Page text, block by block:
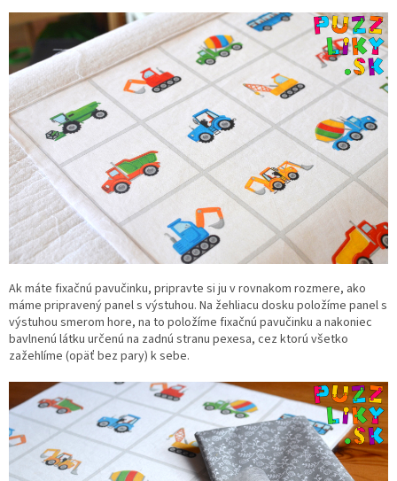
Ak máte fixačnú pavučinku, pripravte si ju v rovnakom rozmere, ako
máme pripravený panel s výstuhou. Na žehliacu dosku položíme panel s
výstuhou smerom hore, na to položíme fixačnú pavučinku a nakoniec
bavlnenú látku určenú na zadnú stranu pexesa, cez ktorú všetko
zažehlíme (opäť bez pary) k sebe.